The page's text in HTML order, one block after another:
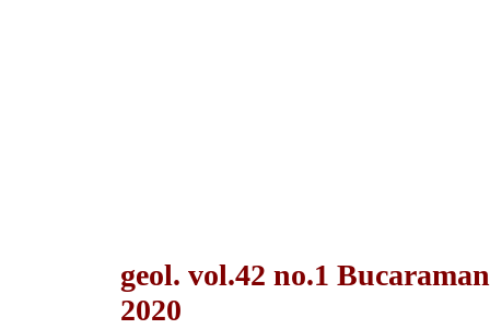
geol. vol.42 no.1
2020